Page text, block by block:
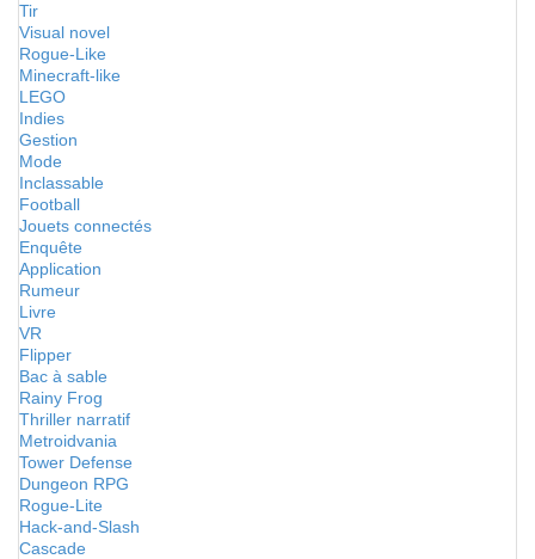
Tir
Visual novel
Rogue-Like
Minecraft-like
LEGO
Indies
Gestion
Mode
Inclassable
Football
Jouets connectés
Enquête
Application
Rumeur
Livre
VR
Flipper
Bac à sable
Rainy Frog
Thriller narratif
Metroidvania
Tower Defense
Dungeon RPG
Rogue-Lite
Hack-and-Slash
Cascade